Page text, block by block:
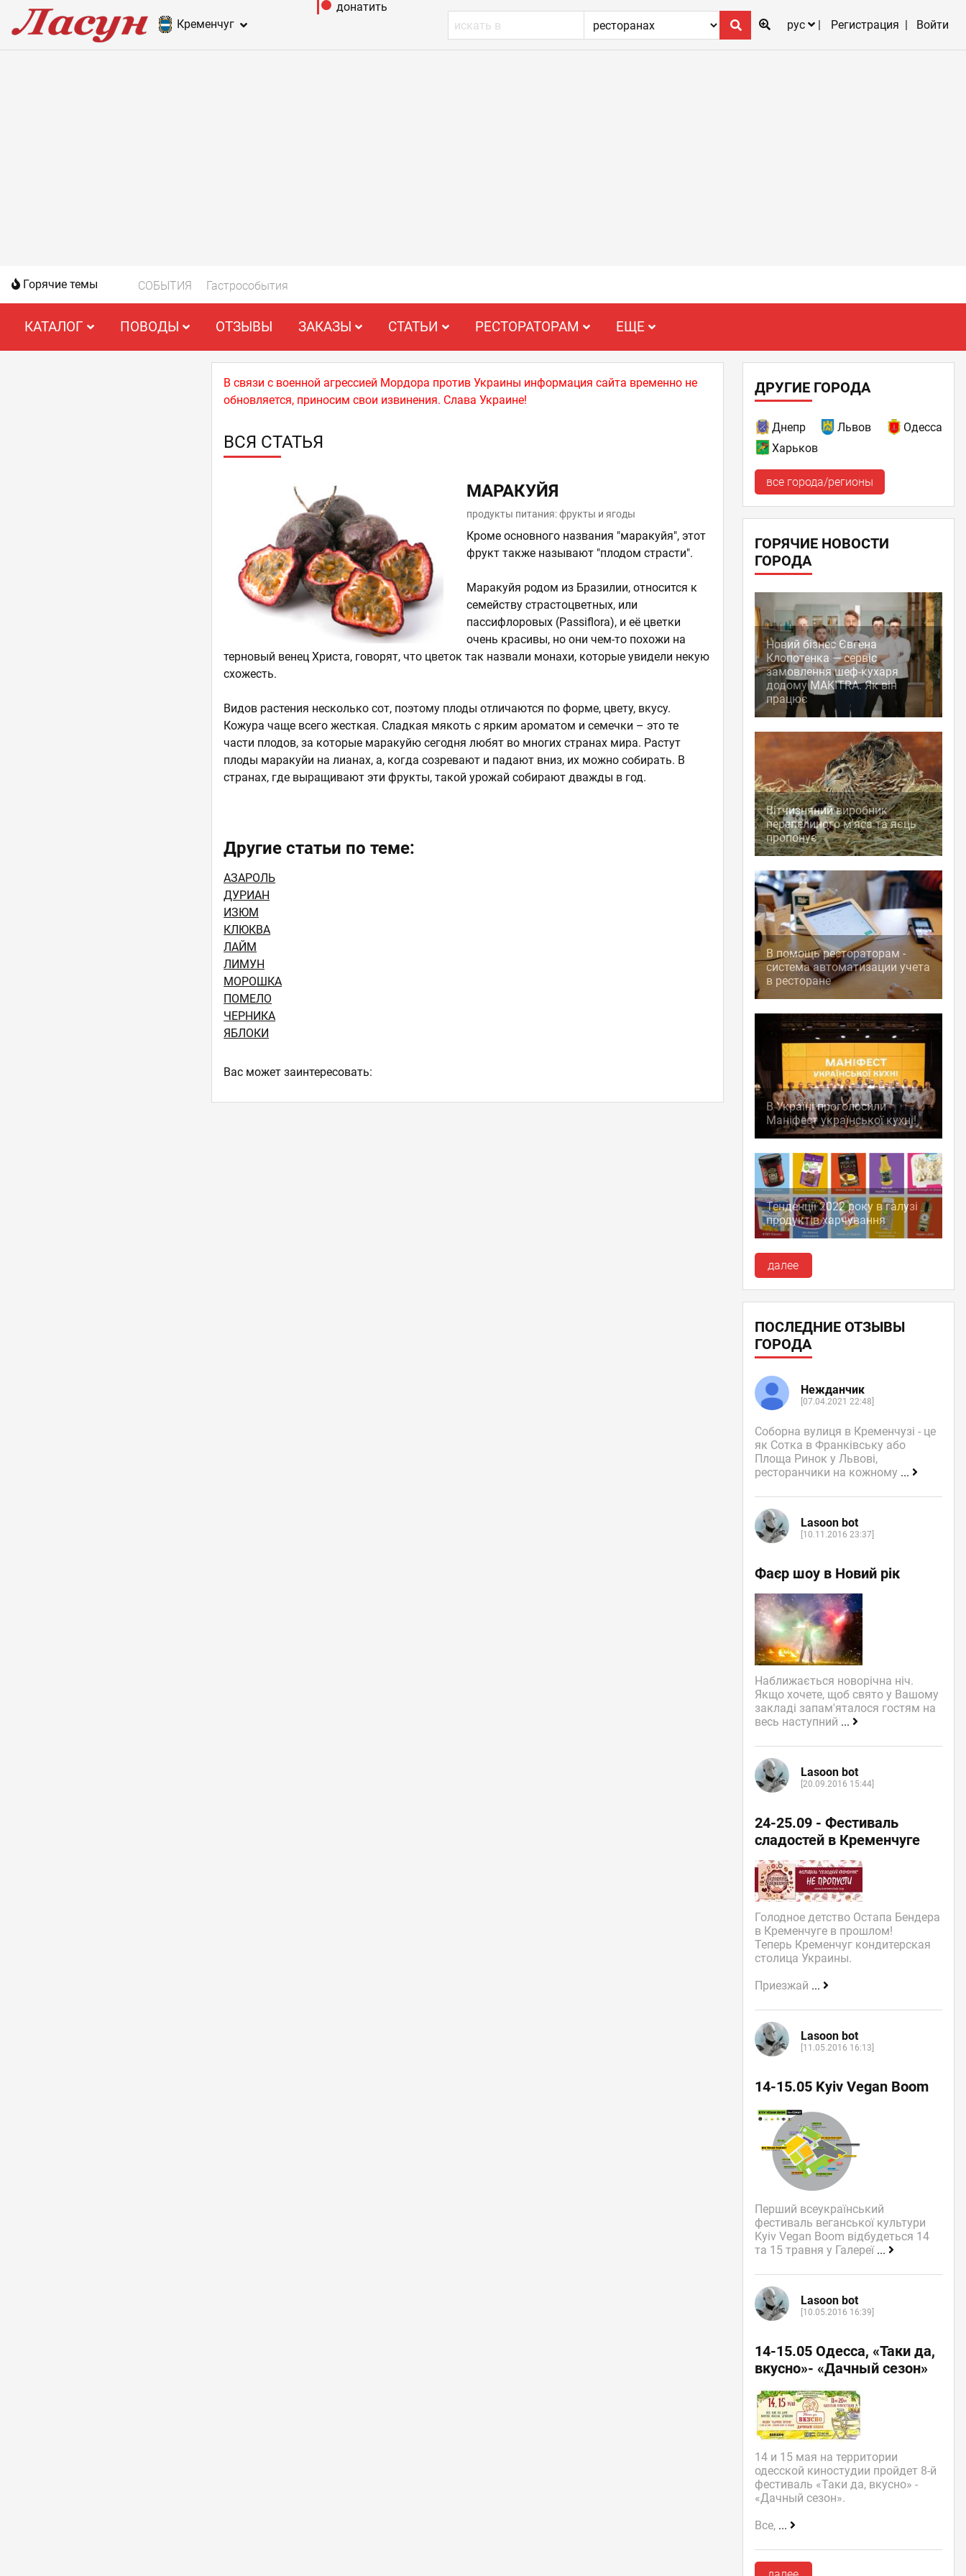
Кременчуг
донатить
рус
Регистрация Войти
Горячие темы СОБЫТИЯ Гастрособытия
КАТАЛОГ ПОВОДЫ ОТЗЫВЫ ЗАКАЗЫ СТАТЬИ РЕСТОРАТОРАМ ЕЩЕ
В связи с военной агрессией Мордора против Украины информация сайта временно не
обновляется, приносим свои извинения. Слава Украине!
ВСЯ СТАТЬЯ
МАРАКУЙЯ
продукты питания: фрукты и ягоды
Кроме основного названия "маракуйя", этот
фрукт также называют "плодом страсти".
Маракуйя родом из Бразилии, относится к
семейству страстоцветных, или
пассифлоровых (Passiflora), и её цветки
очень красивы, но они чем-то похожи на
терновый венец Христа, говорят, что цветок так назвали монахи, которые увидели некую
схожесть.
Видов растения несколько сот, поэтому плоды отличаются по форме, цвету, вкусу.
Кожура чаще всего жесткая. Сладкая мякоть с ярким ароматом и семечки – это те
части плодов, за которые маракуйю сегодня любят во многих странах мира. Растут
плоды маракуйи на лианах, а, когда созревают и падают вниз, их можно собирать. В
странах, где выращивают эти фрукты, такой урожай собирают дважды в год.
Другие статьи по теме:
АЗАРОЛЬ
ДУРИАН
ИЗЮМ
КЛЮКВА
ЛАЙМ
ЛИМУН
МОРОШКА
ПОМЕЛО
ЧЕРНИКА
ЯБЛОКИ
Ваc может заинтересовать:
ДРУГИЕ ГОРОДА
Днепр Львов
Одесса
Харьков
все города/регионы
ГОРЯЧИЕ НОВОСТИ
ГОРОДА
Новий бізнес Євгена
Клопотенка — сервіс
замовлення шеф-кухаря
додому MAKITRA. Як він
працює
Вітчизняний виробник
перепелиного м'яса та яєць
пропонує
В помощь рестораторам -
система автоматизации учета
в ресторане
В Україні проголосили
Маніфест української кухні!
Тенденції 2022 року в галузі
продуктів харчування
далее
ПОСЛЕДНИЕ ОТЗЫВЫ
ГОРОДА
Нежданчик
[07.04.2021 22:48]
Соборна вулиця в Кременчузі - це
як Сотка в Франківську або
Площа Ринок у Львові,
ресторанчики на кожному ...
Lasoon bot
[10.11.2016 23:37]
Фаєр шоу в Новий рік
Наближається новорічна ніч.
Якщо хочете, щоб свято у Вашому
закладі запам'яталося гостям на
весь наступний ...
Lasoon bot
[20.09.2016 15:44]
24-25.09 - Фестиваль
сладостей в Кременчуге
Голодное детство Остапа Бендера
в Кременчуге в прошлом!
Теперь Кременчуг кондитерская
столица Украины.
Приезжай ...
Lasoon bot
[11.05.2016 16:13]
14-15.05 Kyiv Vegan Boom
Перший всеукраїнський
фестиваль веганської культури
Kyiv Vegan Boom відбудеться 14
та 15 травня у Галереї ...
Lasoon bot
[10.05.2016 16:39]
14-15.05 Одесса, «Таки да,
вкусно»- «Дачный сезон»
14 и 15 мая на территории
одесской киностудии пройдет 8-й
фестиваль «Таки да, вкусно» -
«Дачный сезон».
Все, ...